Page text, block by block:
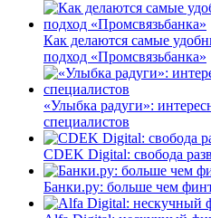
Как делаются самые
подход «Промсвязьбанка»
«Улыбка радуги»:
специалистов
CDEK Digital: свобода
Банки.ру: больше чем